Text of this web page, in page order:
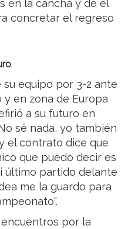
en la cancha y dé el
concretar el regreso
equipo por 3-2 ante
y en zona de Europa
a su futuro en
sé nada, yo también
el contrato dice que
que puedo decir es
último partido delante
me la guardo para
por la